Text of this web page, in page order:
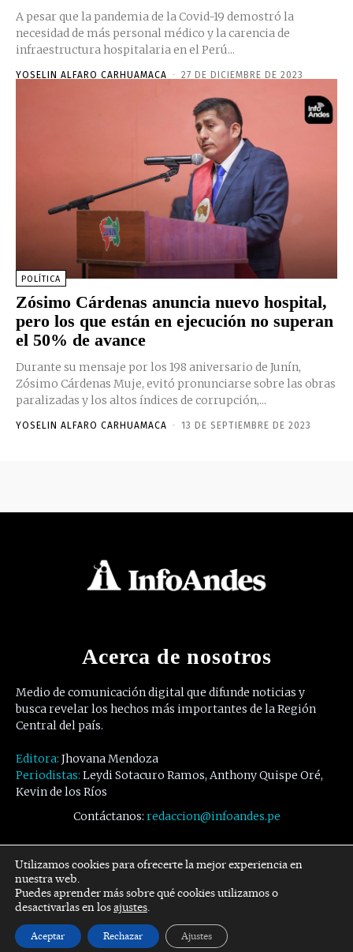
A pesar que la pandemia de la Covid-19 demostró la
necesidad de más personal médico y la carencia de
infraestructura hospitalaria en el Perú...
YOSELIN ALFARO CARHUAMACA - 27 DE DICIEMBRE DE 2023
POLÍTICA
Zósimo Cárdenas anuncia nuevo hospital,
pero los que están en ejecución no superan
el 50% de avance
Durante su mensaje por los 198 aniversario de Junín,
Zósimo Cárdenas Muje, evitó pronunciarse sobre las obras
paralizadas y los altos índices de corrupción,...
YOSELIN ALFARO CARHUAMACA - 13 DE SEPTIEMBRE DE 2023
Acerca de nosotros
Medio de comunicación digital que difunde noticias y
busca revelar los hechos más importantes de la Región
Central del país.
Editora: Jhovana Mendoza
Periodistas: Leydi Sotacuro Ramos, Anthony Quispe Oré,
Kevin de los Ríos
Contáctanos: redaccion@infoandes.pe
Síguenos
Facebook Twitter Youtube
Utilizamos cookies para ofrecerte la mejor experiencia en
nuestra web.
Puedes aprender más sobre qué cookies utilizamos o
desactivarlas en losajustes.
Aceptar Rechazar Ajustes